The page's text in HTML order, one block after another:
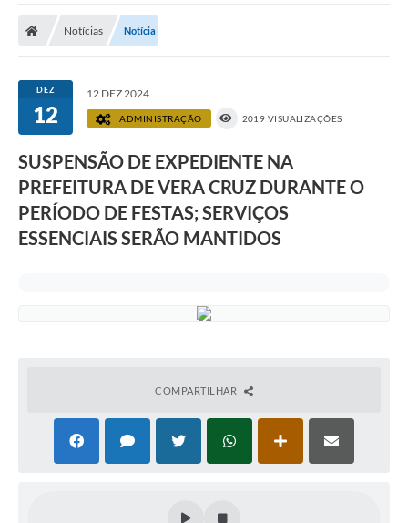
Notícias Notícia
DEZ
12
12 DEZ 2024
ADMINISTRAÇÃO 2019 VISUALIZAÇÕES
SUSPENSÃO DE EXPEDIENTE NA
PREFEITURA DE VERA CRUZ DURANTE O
PERÍODO DE FESTAS; SERVIÇOS
ESSENCIAIS SERÃO MANTIDOS
COMPARTILHAR